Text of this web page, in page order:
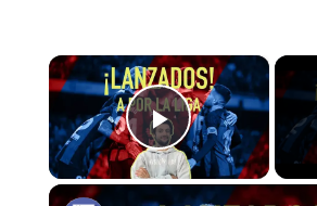
×
Play Video